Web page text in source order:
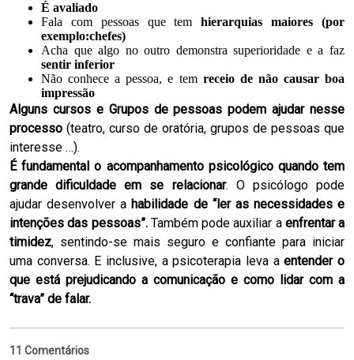
É avaliado
Fala com pessoas que temhierarquias maiores (por
exemplo:chefes)
Acha que algo no outro demonstra superioridade e a faz
sentir inferior
Não conhece a pessoa, e tem receio de não causar boa
impressão
Alguns cursos e Grupos de pessoas podem ajudar nesse
processo (teatro, curso de oratória, grupos de pessoas que
interesse …).
É fundamental o acompanhamento psicológico quando tem
grande dificuldade em se relacionar. O psicólogo pode
ajudar desenvolver ahabilidade de “ler as necessidades e
intenções das pessoas”.Também pode auxiliar a enfrentar a
timidez, sentindo-se mais seguro e confiante para iniciar
uma conversa. E inclusive, a psicoterapia leva aentender o
que está prejudicando a comunicação e como lidar com a
“trava” de falar.
11 Comentários